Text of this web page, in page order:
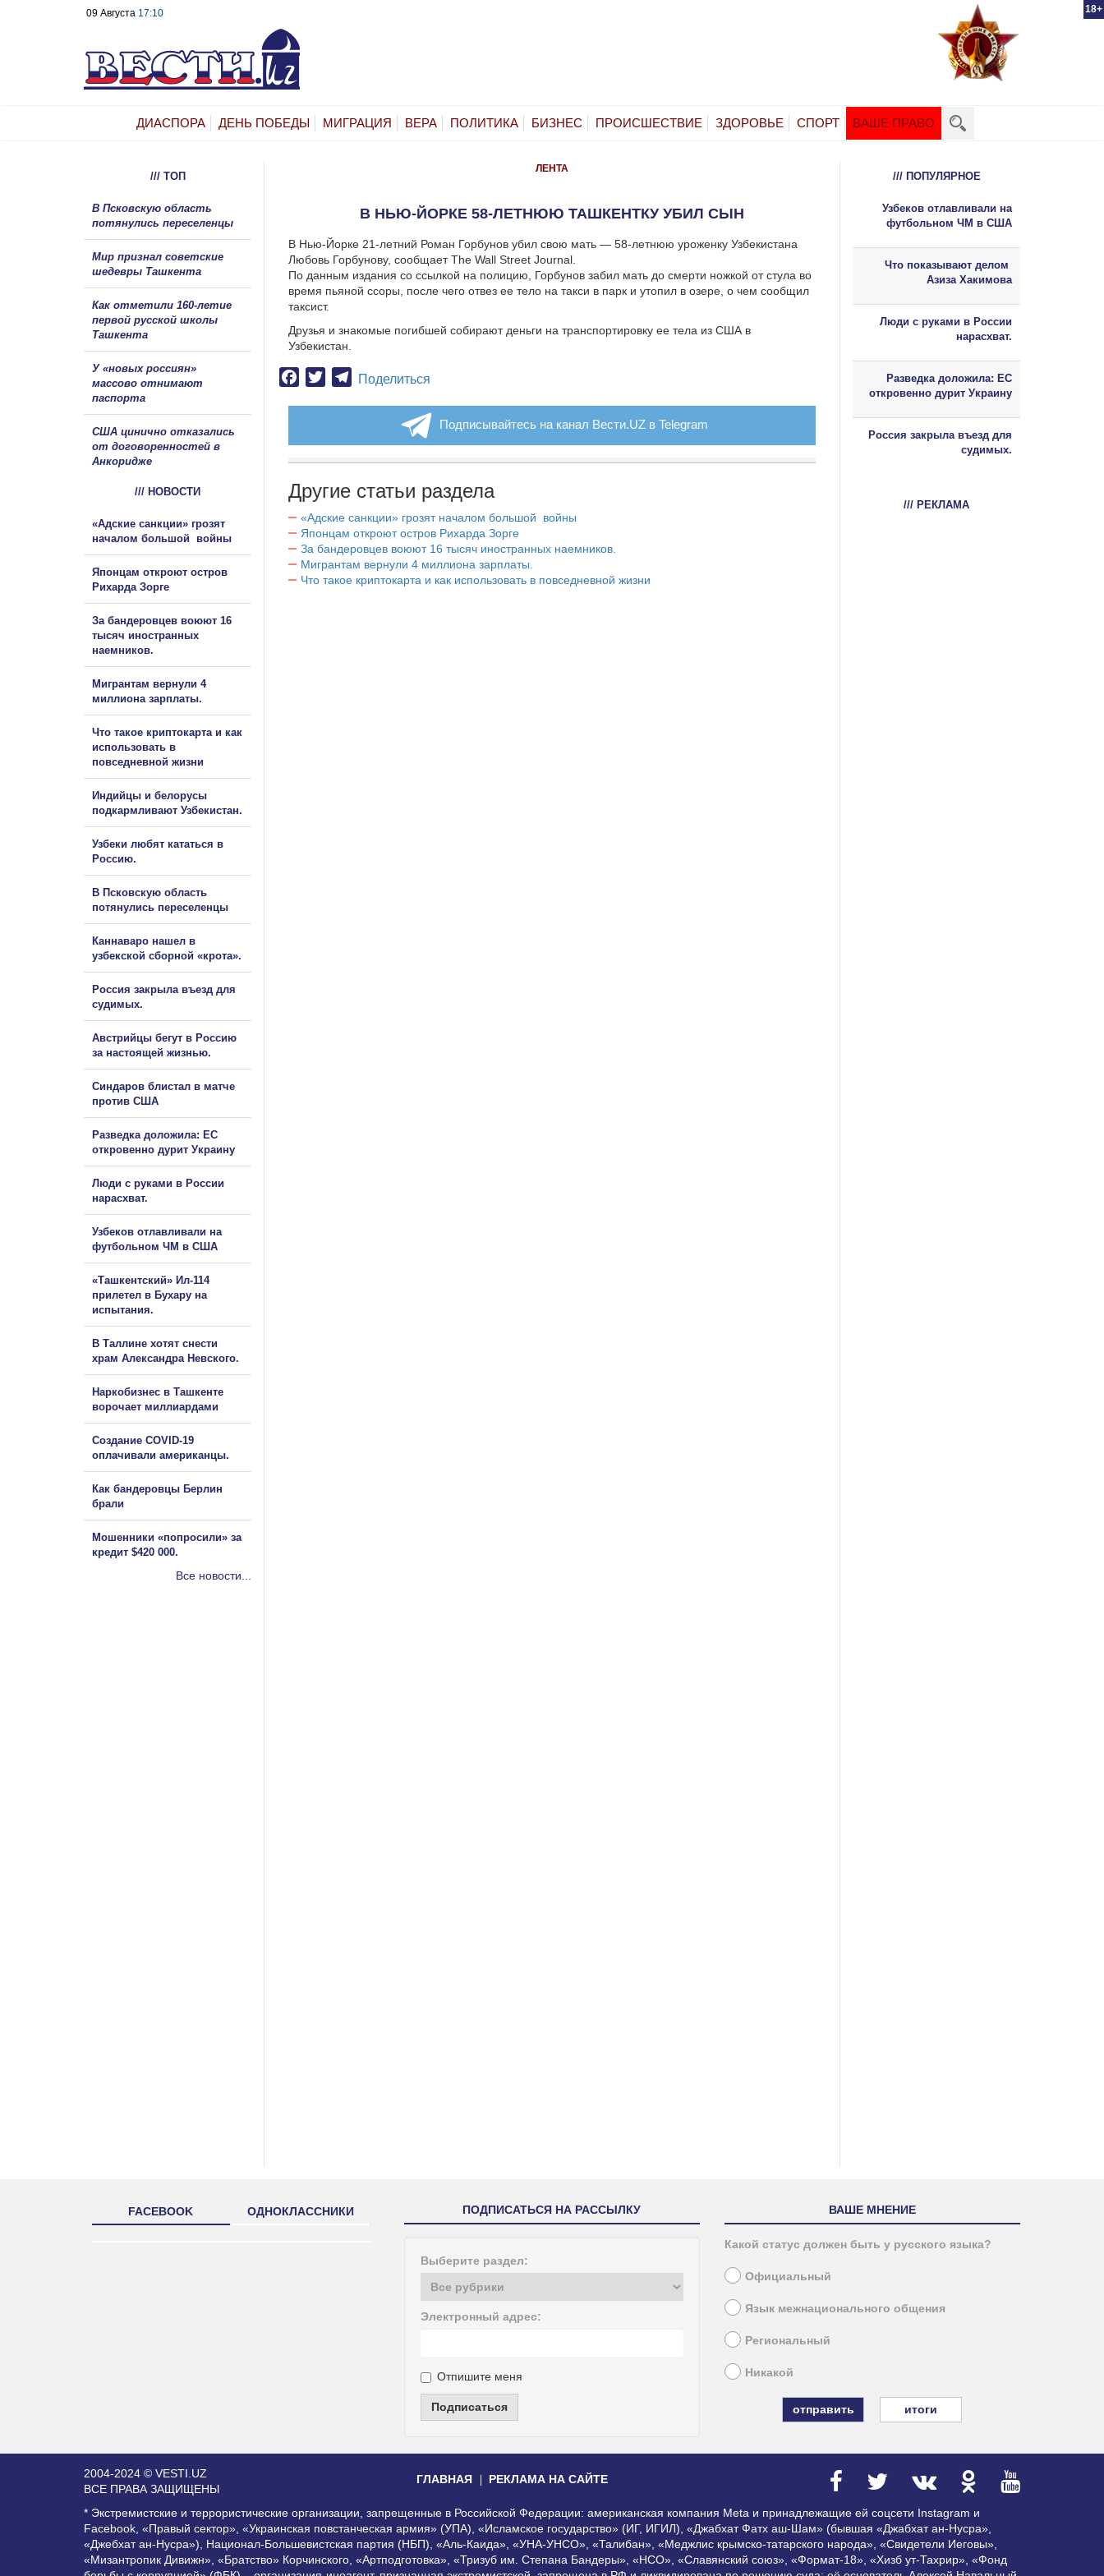
18+
09 Августа 17:10
ДИАСПОРА ДЕНЬ ПОБЕДЫ МИГРАЦИЯ ВЕРА ПОЛИТИКА БИЗНЕС ПРОИСШЕСТВИЕ ЗДОРОВЬЕ СПОРТ ВАШЕ ПРАВО
ЛЕНТА
В НЬЮ-ЙОРКЕ 58-ЛЕТНЮЮ ТАШКЕНТКУ УБИЛ СЫН
В Нью-Йорке 21-летний Роман Горбунов убил свою мать — 58-летнюю уроженку Узбекистана
Любовь Горбунову, сообщает The Wall Street Journal.
По данным издания со ссылкой на полицию, Горбунов забил мать до смерти ножкой от стула во
время пьяной ссоры, после чего отвез ее тело на такси в парк и утопил в озере, о чем сообщил
таксист.
Друзья и знакомые погибшей собирают деньги на транспортировку ее тела из США в
Узбекистан.
Facebook
TwitterTelegram
Поделиться
Подписывайтесь на канал Вести.UZ в Telegram
Другие статьи раздела
«Адские санкции» грозят началом большой войны
Японцам откроют остров Рихарда Зорге
За бандеровцев воюют 16 тысяч иностранных наемников.
Мигрантам вернули 4 миллиона зарплаты.
Что такое криптокарта и как использовать в повседневной жизни
/// ТОП
В Псковскую область
потянулись переселенцы
Мир признал советские
шедевры Ташкента
Как отметили 160-летие
первой русской школы
Ташкента
У «новых россиян»
массово отнимают
паспорта
США цинично отказались
от договоренностей в
Анкоридже
/// НОВОСТИ
«Адские санкции» грозят
началом большой войны
Японцам откроют остров
Рихарда Зорге
За бандеровцев воюют 16
тысяч иностранных
наемников.
Мигрантам вернули 4
миллиона зарплаты.
Что такое криптокарта и как
использовать в
повседневной жизни
Индийцы и белорусы
подкармливают Узбекистан.
Узбеки любят кататься в
Россию.
В Псковскую область
потянулись переселенцы
Каннаваро нашел в
узбекской сборной «крота».
Россия закрыла въезд для
судимых.
Австрийцы бегут в Россию
за настоящей жизнью.
Синдаров блистал в матче
против США
Разведка доложила: ЕС
откровенно дурит Украину
Люди с руками в России
нарасхват.
Узбеков отлавливали на
футбольном ЧМ в США
«Ташкентский» Ил-114
прилетел в Бухару на
испытания.
В Таллине хотят снести
храм Александра Невского.
Наркобизнес в Ташкенте
ворочает миллиардами
Создание COVID-19
оплачивали американцы.
Как бандеровцы Берлин
брали
Мошенники «попросили» за
кредит $420 000.
Все новости...
/// ПОПУЛЯРНОЕ
Узбеков отлавливали на
футбольном ЧМ в США
Что показывают делом
Азиза Хакимова
Люди с руками в России
нарасхват.
Разведка доложила: ЕС
откровенно дурит Украину
Россия закрыла въезд для
судимых.
/// РЕКЛАМА
FACEBOOK ОДНОКЛАССНИКИ ПОДПИСАТЬСЯ НА РАССЫЛКУ
Выберите раздел:
Электронный адрес:
Отпишите меня
Подписаться
ВАШЕ МНЕНИЕ
Какой статус должен быть у русского языка?
Официальный
Язык межнационального общения
Региональный
Никакой
итоги
2004-2024 © VESTI.UZ
ВСЕ ПРАВА ЗАЩИЩЕНЫ
ГЛАВНАЯ РЕКЛАМА НА САЙТЕ
* Экстремистские и террористические организации, запрещенные в Российской Федерации: американская компания Meta и принадлежащие ей соцсети Instagram и
Facebook, «Правый сектор», «Украинская повстанческая армия» (УПА), «Исламское государство» (ИГ, ИГИЛ), «Джабхат Фатх аш-Шам» (бывшая «Джабхат ан-Нусра»,
«Джебхат ан-Нусра»), Национал-Большевистская партия (НБП), «Аль-Каида», «УНА-УНСО», «Талибан», «Меджлис крымско-татарского народа», «Свидетели Иеговы»,
«Мизантропик Дивижн», «Братство» Корчинского, «Артподготовка», «Тризуб им. Степана Бандеры», «НСО», «Славянский союз», «Формат-18», «Хизб ут-Тахрир», «Фонд